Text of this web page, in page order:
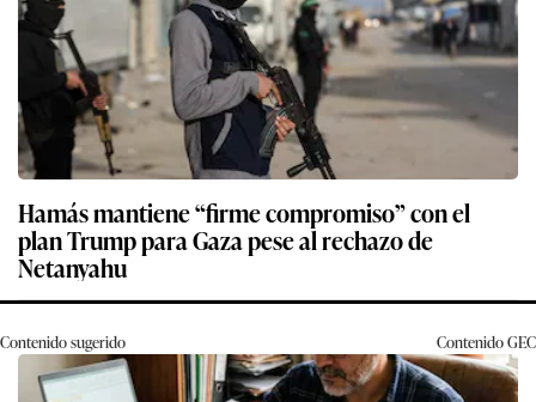
Hamás mantiene “firme compromiso” con el
plan Trump para Gaza pese al rechazo de
Netanyahu
Contenido sugerido ContenidoGEC